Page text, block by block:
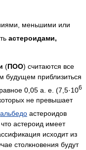
меньшими или
астероидами,
(ПОО) считаются все
будущем приблизиться
0,05 а. е. (7,5·106
не превышает
альбедо астероидов
астероид имеет
исходит из
столкновения будут